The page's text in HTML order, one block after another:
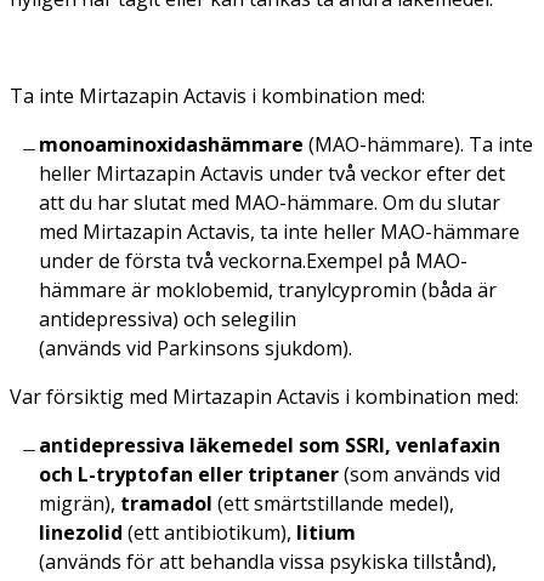
Ta inte Mirtazapin Actavis i kombination med:
monoaminoxidashämmare (MAO-hämmare). Ta inte
heller Mirtazapin Actavis under två veckor efter det
att du har slutat med MAO-hämmare. Om du slutar
med Mirtazapin Actavis, ta inte heller MAO-hämmare
under de första två veckorna.Exempel på MAO-
hämmare är moklobemid, tranylcypromin (båda är
antidepressiva) och selegilin
(används vid Parkinsons sjukdom).
Var försiktig med Mirtazapin Actavis i kombination med:
antidepressiva läkemedel som SSRI, venlafaxin
och L-tryptofan eller triptaner(som används vid
migrän), tramadol (ett smärtstillande medel),
linezolid (ett antibiotikum), litium
(används för att behandla vissa psykiska tillstånd),